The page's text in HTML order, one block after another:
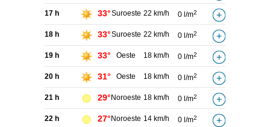
17 h 33°Suroeste 22 km/h 0 l/m2
18 h 33°Suroeste 22 km/h 0 l/m2
19 h 33° Oeste 18 km/h 0 l/m2
20 h 31° Oeste 18 km/h 0 l/m2
21 h 29° Noroeste 18 km/h 0 l/m2
22 h 27° Noroeste 14 km/h 0 l/m2